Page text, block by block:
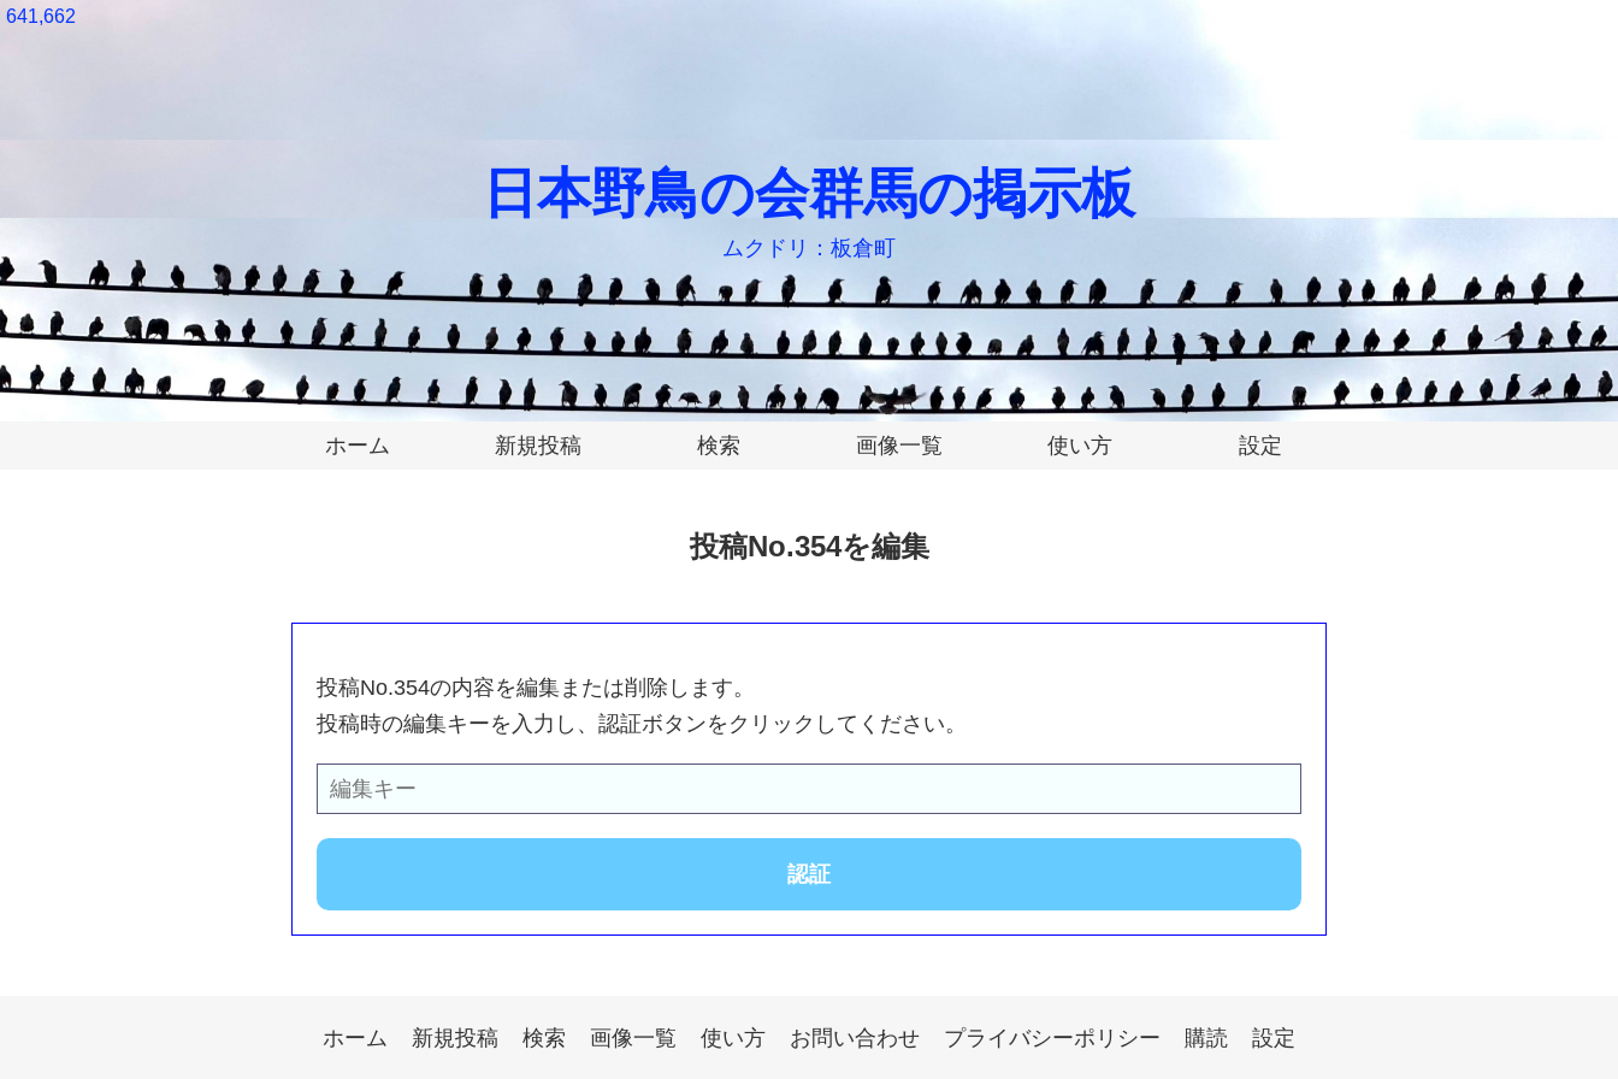
日本野鳥の会群馬の掲示板
ムクドリ：板倉町
ホーム 新規投稿 検索 画像一覧 使い方 設定
641,662
投稿No.354を編集
投稿No.354の内容を編集または削除します。
投稿時の編集キーを入力し、認証ボタンをクリックしてください。
ホーム 新規投稿 検索 画像一覧 使い方 お問い合わせ プライバシーポリシー 購読 設定